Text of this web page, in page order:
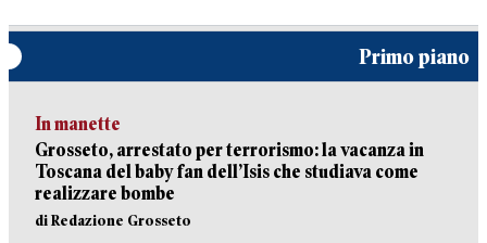
Primo piano
In manette
Grosseto, arrestato per terrorismo: la vacanza in
Toscana del baby fan dell’Isis che studiava come
realizzare bombe
di Redazione Grosseto